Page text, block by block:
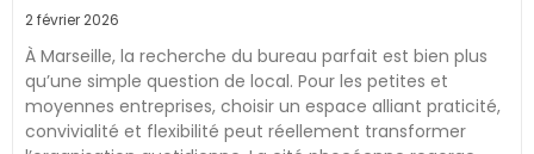
2 février 2026
À Marseille, la recherche du bureau parfait est bien plus
qu’une simple question de local. Pour les petites et
moyennes entreprises, choisir un espace alliant praticité,
convivialité et flexibilité peut réellement transformer